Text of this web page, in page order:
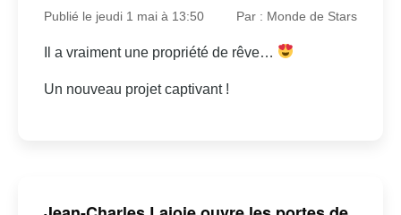
Publié le jeudi 1 mai à 13:50 Par : Monde de Stars
Il a vraiment une propriété de rêve…
Un nouveau projet captivant !